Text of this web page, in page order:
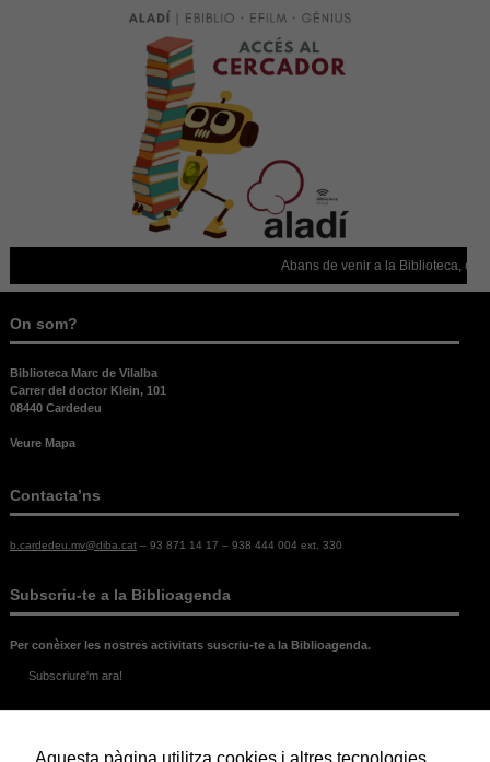
Abans de venir a la Biblioteca,
On som?
Biblioteca Marc de Vilalba
Carrer del doctor Klein, 101
08440 Cardedeu
Veure Mapa
Contacta’ns
b.cardedeu.mv@diba.cat– 93 871 14 17 – 938 444 004 ext. 330
Subscriu-te a la Biblioagenda
Per conèixer les nostres activitats suscriu-te a la Biblioagenda.
Subscriure'm ara!
Legal
Aquesta pàgina utilitza cookies i altres tecnologies
aquestes
alguna
funcionalitat